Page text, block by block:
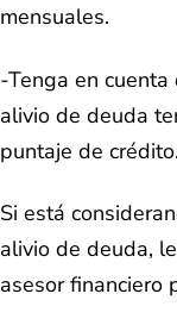
mensuales.
-Tenga en
alivio de deuda
puntaje de crédito.
Si está
alivio de deuda,
asesor financiero